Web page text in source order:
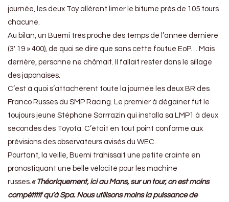
journée, les deux Toy allèrent limer le bitume près de 105 tours
chacune.
Au bilan, un Buemi très proche des temps de l’année dernière
(3′ 19 » 400), de quoi se dire que sans cette foutue EoP… Mais
derrière, personne ne chômait. Il fallait rester dans le sillage
des japonaises.
C’est à quoi s’attachèrent toute la journée les deux BR des
Franco Russes du SMP Racing. Le premier à dégainer fut le
toujours jeune Stéphane Sarrrazin qui installa sa LMP1 à deux
secondes des Toyota. C’était en tout point conforme aux
prévisions des observateurs avisés du WEC.
Pourtant, la veille, Buemi trahissait une petite crainte en
pronostiquant une belle vélocité pour les machine
russes. « Théoriquement, ici au Mans, sur un tour, on est moins
compétitif qu’à Spa. Nous utilisons moins la puissance de